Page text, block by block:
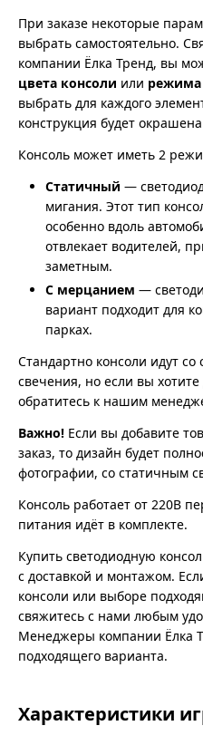
При заказе некоторые
выбрать самостоятельно.
компании Ёлка Тренд, вы
цвета консоли или режима
выбрать для каждого
конструкция будет
Консоль может иметь 2
Статичный —
мигания. Этот тип
особенно вдоль
отвлекает водителей,
заметным.
С мерцанием —
вариант подходит для
парках.
Стандартно консоли идут
свечения, но если вы
обратитесь к нашим
Важно! Если вы добавите
заказ, то дизайн будет
фотографии, со статичным
Консоль работает от 220В
питания идёт в комплекте.
Купить светодиодную
с доставкой и монтажом.
консоли или выборе
свяжитесь с нами любым
Менеджеры компании Ёлка
подходящего варианта.
Характеристики